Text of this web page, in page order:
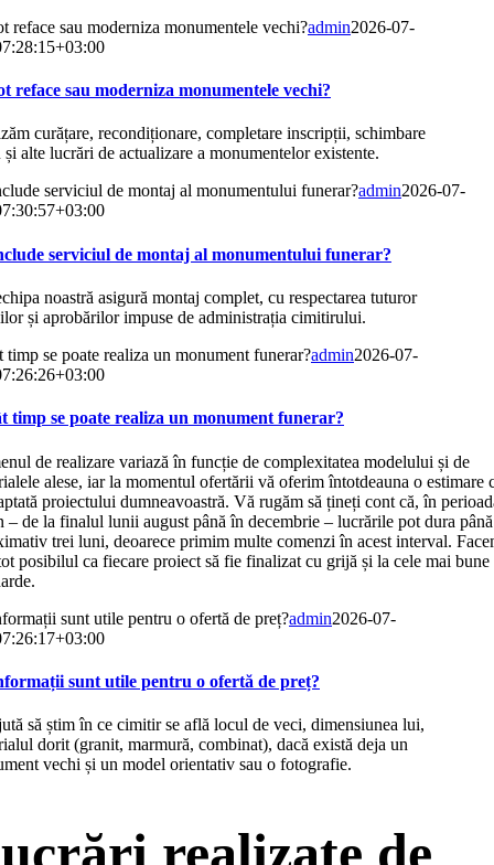
reface sau moderniza monumentele vechi?admin2026-07-
reface sau moderniza monumentele vechi?
curățare, recondiționare, completare inscripții, schimbare
și alte lucrări de actualizare a monumentelor existente.
serviciul de montaj al monumentului funerar?admin2026-07-
serviciul de montaj al monumentului funerar?
noastră asigură montaj complet, cu respectarea tuturor
și aprobărilor impuse de administrația cimitirului.
timp se poate realiza un monument funerar?admin2026-07-
timp se poate realiza un monument funerar?
de realizare variază în funcție de complexitatea modelului și de
alese, iar la momentul ofertării vă oferim întotdeauna o estimare
proiectului dumneavoastră. Vă rugăm să țineți cont că, în
– de la finalul lunii august până în decembrie – lucrările pot dura
trei luni, deoarece primim multe comenzi în acest interval.
posibilul ca fiecare proiect să fie finalizat cu grijă și la cele mai bune
sunt utile pentru o ofertă de preț?admin2026-07-
sunt utile pentru o ofertă de preț?
să știm în ce cimitir se află locul de veci, dimensiunea lui,
dorit (granit, marmură, combinat), dacă există deja un
vechi și un model orientativ sau o fotografie.
realizate de